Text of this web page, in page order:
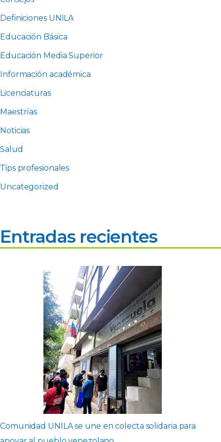
Definiciones UNILA
Educación Básica
Educación Media Superior
Información académica
Licenciaturas
Maestrías
Noticias
Salud
Tips profesionales
Uncategorized
Entradas recientes
Comunidad UNILA se une en colecta solidaria para